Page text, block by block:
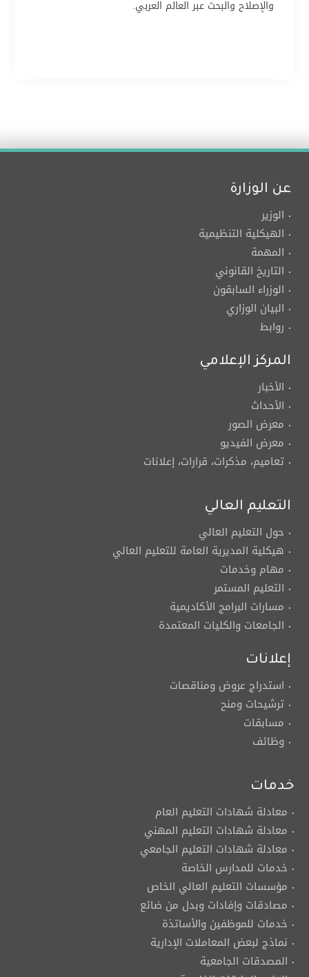
والإصلاح والبحث عبر العالم العربي.
عن الوزارة
الوزير
الهيكلية التنظيمية
المهمة
التاريخ القانوني
الوزراء السابقون
البيان الوزاري
روابط
المركز الإعلامي
الأخبار
الأحداث
معرض الصور
معرض الفيديو
تعاميم، مذكرات، قرارات، إعلانات
التعليم العالي
حول التعليم العالي
هيكلية المديرية العامة للتعليم العالي
مهام وخدمات
التعليم المستمر
مسارات البرامج الأكاديمية
الجامعات والكليات المعتمدة
إعلانات
استدراج عروض ومناقصات
ترشيحات ومنح
مسابقات
وظائف
خدمات
معادلة شهادات التعليم العام
معادلة شهادات التعليم المهني
معادلة شهادات التعليم الجامعي
خدمات للمدارس الخاصة
مؤسسات التعليم العالي الخاص
مصادقات وإفادات وبدل من ضائع
خدمات للموظفين والأساتذة
نماذج لبعض المعاملات الإدارية
المصدقات الجامعية